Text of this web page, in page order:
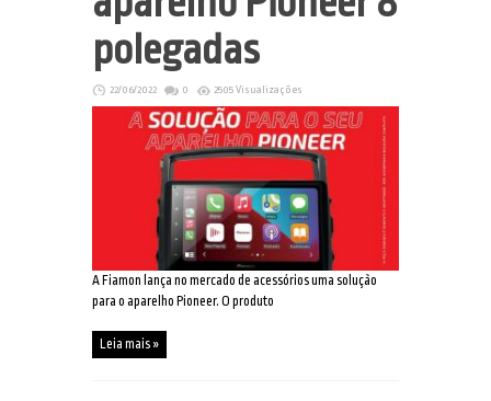
polegadas
22/06/2022 0 2505 Visualizações
A Fiamon lança no mercado de acessórios uma solução
para o aparelho Pioneer. O produto
Leia mais »